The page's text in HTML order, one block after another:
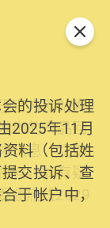
的投诉处理
2025年11月
料（包括姓
交投诉、查
于帐户中，
关闭